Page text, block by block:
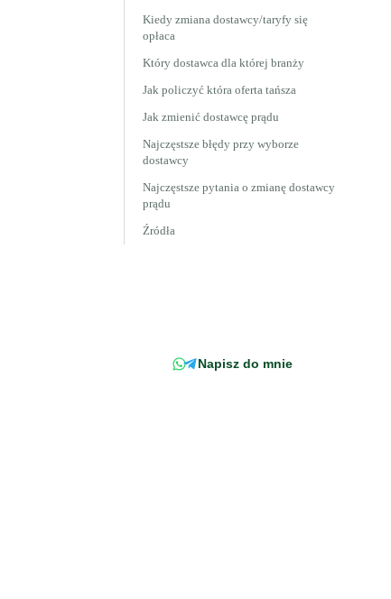
Kiedy zmiana dostawcy/taryfy się
opłaca
Który dostawca dla której branży
Jak policzyć która oferta tańsza
Jak zmienić dostawcę prądu
Najczęstsze błędy przy wyborze
dostawcy
Najczęstsze pytania o zmianę dostawcy
prądu
Źródła
Napisz do mnie